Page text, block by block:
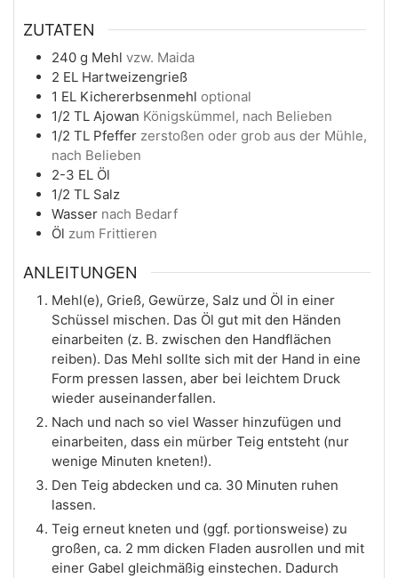
ZUTATEN
240 g Mehl vzw. Maida
2 EL Hartweizengrieß
1 EL Kichererbsenmehl optional
1/2 TL Ajowan Königskümmel, nach Belieben
1/2 TL Pfeffer zerstoßen oder grob aus der Mühle,
nach Belieben
2-3 EL Öl
1/2 TL Salz
Wasser nach Bedarf
Öl zum Frittieren
ANLEITUNGEN
Mehl(e), Grieß, Gewürze, Salz und Öl in einer
Schüssel mischen. Das Öl gut mit den Händen
einarbeiten (z. B. zwischen den Handflächen
reiben). Das Mehl sollte sich mit der Hand in eine
Form pressen lassen, aber bei leichtem Druck
wieder auseinanderfallen.
Nach und nach so viel Wasser hinzufügen und
einarbeiten, dass ein mürber Teig entsteht (nur
wenige Minuten kneten!).
Den Teig abdecken und ca. 30 Minuten ruhen
lassen.
Teig erneut kneten und (ggf. portionsweise) zu
großen, ca. 2 mm dicken Fladen ausrollen und mit
einer Gabel gleichmäßig einstechen. Dadurch